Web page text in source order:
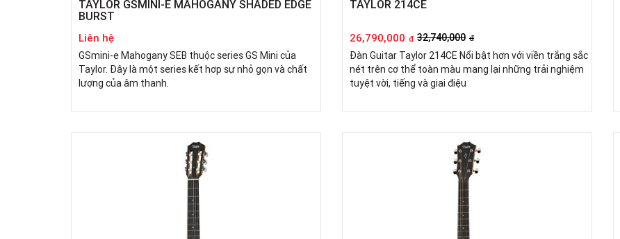
TAYLOR GSMINI-E MAHOGANY SHADED EDGE
BURST
Liên hệ
GSmini-e Mahogany SEB thuộc series GS Mini của
Taylor. Đây là một series kết hơp sự nhỏ gọn và chất
lượng của âm thanh.
TAYLOR 214CE
26,790,000 đ 32,740,000 đ
Đàn Guitar Taylor 214CE Nổi bật hơn với viền trắng sắc
nét trên cơ thể toàn màu mang lại những trải nghiệm
tuyệt vời, tiếng và giai điệu